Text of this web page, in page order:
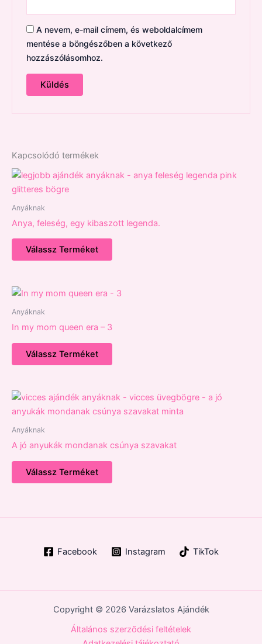
A nevem, e-mail címem, és weboldalcímem
mentése a böngészőben a következő
hozzászólásomhoz.
Kapcsolódó termékek
Anyáknak
Anya, feleség, egy kibaszott legenda.
Válassz Terméket
Anyáknak
In my mom queen era – 3
Válassz Terméket
Anyáknak
A jó anyukák mondanak csúnya szavakat
Válassz Terméket
Facebook Instagram TikTok
Copyright © 2026 Varázslatos Ajándék
Általános szerződési feltételek